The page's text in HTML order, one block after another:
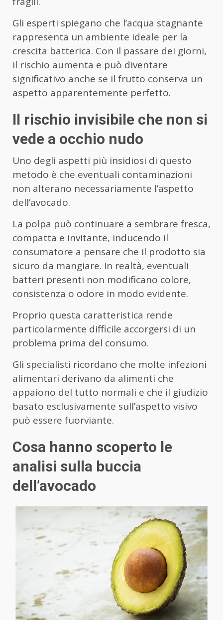
Gli esperti spiegano che l’acqua stagnante
rappresenta un ambiente ideale per la
crescita batterica. Con il passare dei giorni,
il rischio aumenta e può diventare
significativo anche se il frutto conserva un
aspetto apparentemente perfetto.
Il rischio invisibile che non si
vede a occhio nudo
Uno degli aspetti più insidiosi di questo
metodo è che eventuali contaminazioni
non alterano necessariamente l’aspetto
dell’avocado.
La polpa può continuare a sembrare fresca,
compatta e invitante, inducendo il
consumatore a pensare che il prodotto sia
sicuro da mangiare. In realtà, eventuali
batteri presenti non modificano colore,
consistenza o odore in modo evidente.
Proprio questa caratteristica rende
particolarmente difficile accorgersi di un
problema prima del consumo.
Gli specialisti ricordano che molte infezioni
alimentari derivano da alimenti che
appaiono del tutto normali e che il giudizio
basato esclusivamente sull’aspetto visivo
può essere fuorviante.
Cosa hanno scoperto le
analisi sulla buccia
dell’avocado